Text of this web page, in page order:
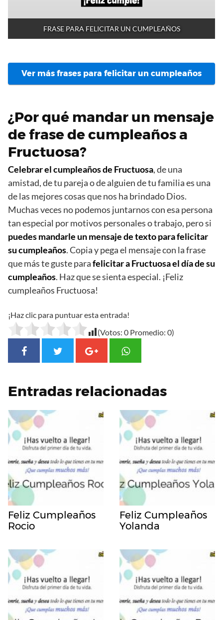
FRASE PARA FELICITAR UN CUMPLEAÑOS
Ver más frases para felicitar un cumpleaños
¿Por qué mandar un mensaje
de frase de cumpleaños a
Fructuosa?
Celebrar el cumpleaños de Fructuosa, de una
amistad, de tu pareja o de alguien de tu familia es una
de las mejores cosas que nos ha brindado Dios.
Muchas veces no podemos juntarnos con esa persona
tan especial por motivos personales o trabajo, pero si
puedes mandarle un mensaje de texto para felicitar
su cumpleaños. Copia y pega el mensaje con la frase
que más te guste parafelicitar a Fructuosa el día de su
cumpleaños. Haz que se sienta especial. ¡Feliz
cumpleaños Fructuosa!
¡Haz clic para puntuar esta entrada!
(Votos: 0 Promedio: 0)
Entradas relacionadas
Feliz Cumpleaños
Rocio
Feliz Cumpleaños
Yolanda